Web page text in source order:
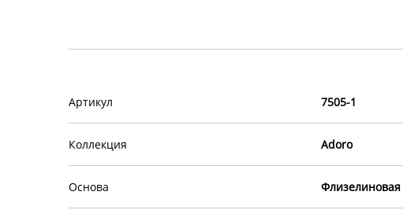
Артикул 7505-1
Коллекция Adoro
Основа Флизелиновая